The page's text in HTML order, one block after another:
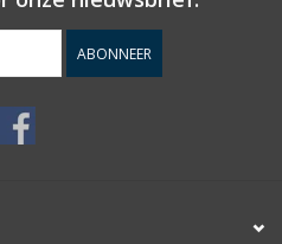
ABONNEER